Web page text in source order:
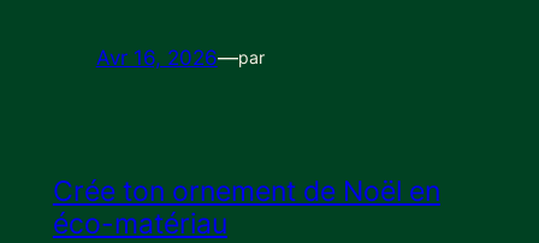
Avr 16, 2026—par
Crée ton ornement de Noël en
éco-matériau